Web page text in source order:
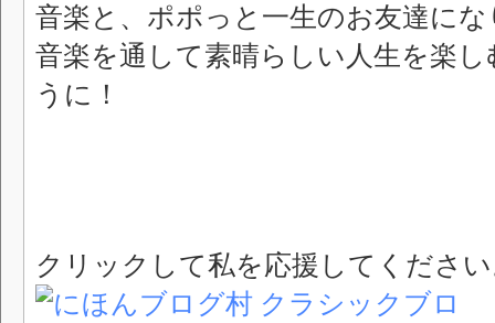
音楽と、ポポっと一生のお友達にな
音楽を通して素晴らしい人生を楽
うに！
クリックして私を応援してくださ